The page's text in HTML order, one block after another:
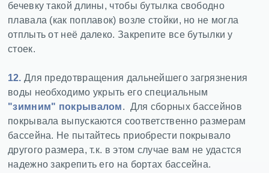
бечевку такой длины, чтобы бутылка свободно
плавала (как поплавок) возле стойки, но не могла
отплыть от неё далеко. Закрепите все бутылки у
стоек.
12. Для предотвращения дальнейшего загрязнения
воды необходимо укрыть его специальным
"зимним" покрывалом. Для сборных бассейнов
покрывала выпускаются соответственно размерам
бассейна. Не пытайтесь приобрести покрывало
другого размера, т.к. в этом случае вам не удастся
надежно закрепить его на бортах бассейна.